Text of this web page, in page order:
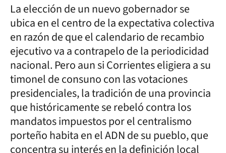
La elección de un nuevo gobernador se
ubica en el centro de la expectativa colectiva
en razón de que el calendario de recambio
ejecutivo va a contrapelo de la periodicidad
nacional. Pero aun si Corrientes eligiera a su
timonel de consuno con las votaciones
presidenciales, la tradición de una provincia
que históricamente se rebeló contra los
mandatos impuestos por el centralismo
porteño habita en el ADN de su pueblo, que
concentra su interés en la definición local